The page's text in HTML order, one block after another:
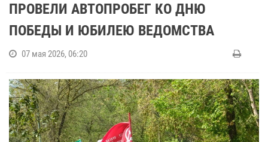
ПРОВЕЛИ АВТОПРОБЕГ КО ДНЮ
ПОБЕДЫ И ЮБИЛЕЮ ВЕДОМСТВА
07 мая 2026, 06:20